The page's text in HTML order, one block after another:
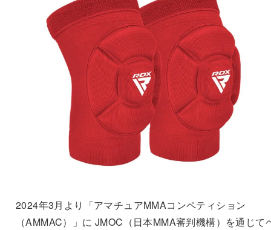
2024年3月より「アマチュアMMAコンペティション
（AMMAC）」に JMOC（日本MMA審判機構）を通じて